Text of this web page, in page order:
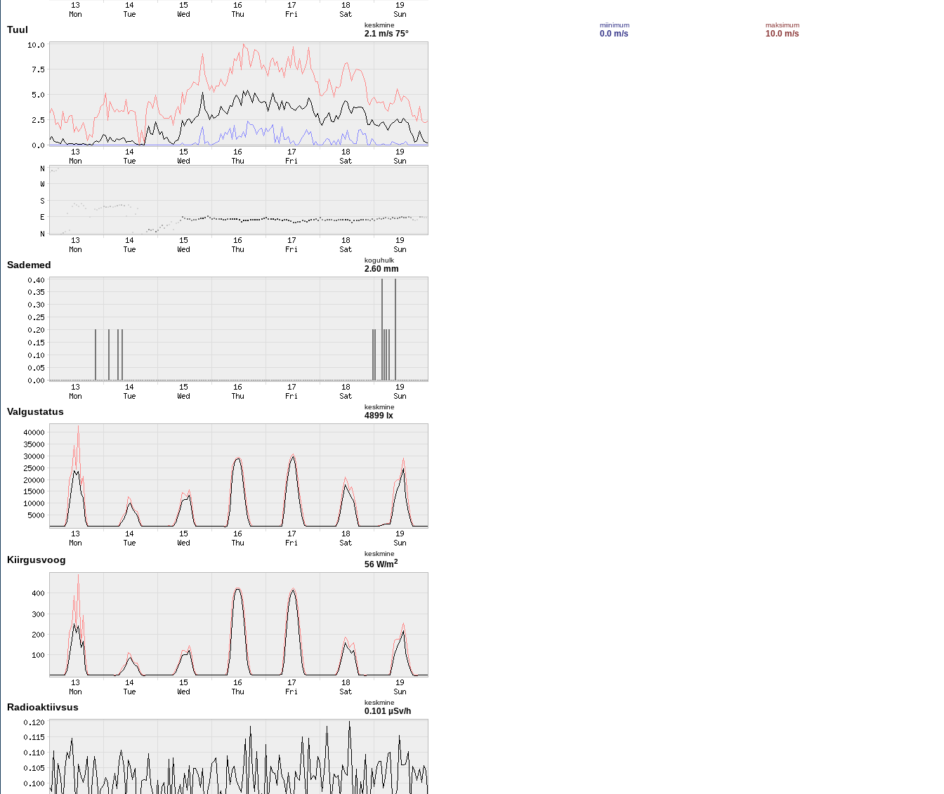
Tuul keskmine
2.1 m/s 75°
miinimum
0.0 m/s
maksimum
10.0 m/s
Sademed koguhulk
2.60 mm
Valgustatus keskmine
4899 lx
Kiirgusvoog
keskmine
56 W/m2
Radioaktiivsus keskmine
0.101 µSv/h